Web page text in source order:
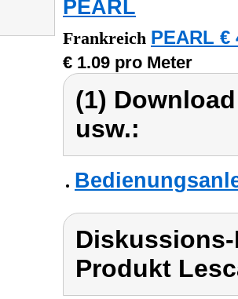
PEARL
Frankreich PEARL €
€ 1.09 pro Meter
(1)
usw.:
Produkt